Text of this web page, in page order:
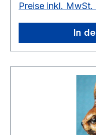
Preise inkl.
In